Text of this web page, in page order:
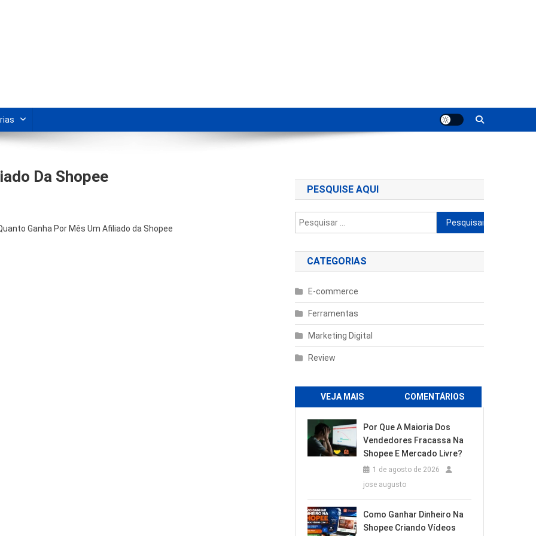
Da Shopee
Ganha Por Mês Um Afiliado da Shopee
PESQUISE AQUI
Pesquisar
por:
CATEGORIAS
E-commerce
Ferramentas
Marketing Digital
Review
VEJA MAIS COMENTÁRIOS
Por Que A Maioria Dos
Vendedores Fracassa Na
Shopee E Mercado Livre?
1 de agosto de 2026
jose augusto
Como Ganhar Dinheiro Na
Shopee Criando Vídeos